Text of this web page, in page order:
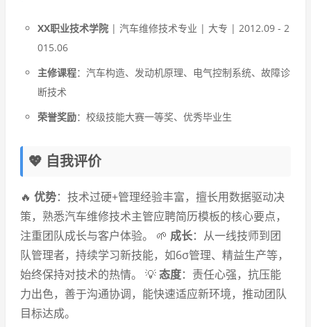
XX职业技术学院 | 汽车维修技术专业 | 大专 | 2012.09 - 2
015.06
主修课程：汽车构造、发动机原理、电气控制系统、故障诊
断技术
荣誉奖励：校级技能大赛一等奖、优秀毕业生
💖 自我评价
🔥 优势：技术过硬+管理经验丰富，擅长用数据驱动决
策，熟悉汽车维修技术主管应聘简历模板的核心要点，
注重团队成长与客户体验。 🌱 成长：从一线技师到团
队管理者，持续学习新技能，如6σ管理、精益生产等，
始终保持对技术的热情。 💡态度：责任心强，抗压能
力出色，善于沟通协调，能快速适应新环境，推动团队
目标达成。